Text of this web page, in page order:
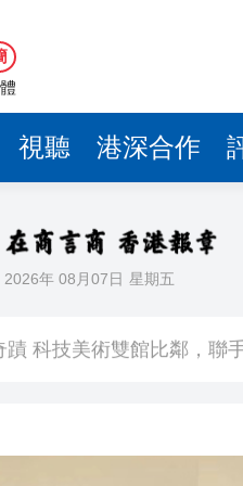
視聽 港深合作
2026年 08月07日 星期五
相約深圳，見證奇蹟 科技美術雙館